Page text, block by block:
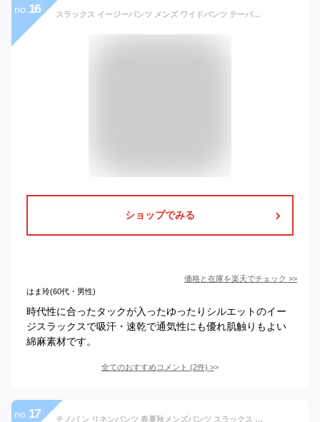
no. 16 スラックス イージーパンツ メンズ ワイドパンツ テーパードパンツ ズボン タック入り セットアップ(別売) 綿麻 リネン 麻 シアサッカー 涼しい 薄手 無地 ストライプ 春夏秋 大きいサイズ 綺麗め カジュアル M L XL LL 2L 3L
ショップでみる
価格と在庫を楽天でチェック >>
はま玲(60代・男性)
時代性に合ったタックが入ったゆったりシルエットのイー
ジスラックスで吸汗・速乾で通気性にも優れ肌触りもよい
綿麻素材です。
全てのおすすめコメント (2件) >
no. 17 チノパ ン リネンパンツ 春夏秋メンズパンツ スラックス 綿麻ロングパンツ 無地 スキニー 紳士 通気性 31〜32